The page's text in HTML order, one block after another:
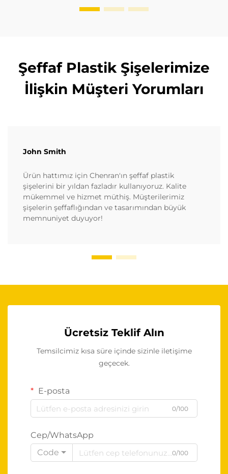
Şeffaf Plastik Şişelerimize
İlişkin Müşteri Yorumları
John Smith
Ürün hattımız için Chenran'ın şeffaf plastik
şişelerini bir yıldan fazladır kullanıyoruz. Kalite
mükemmel ve hizmet müthiş. Müşterilerimiz
şişelerin şeffaflığından ve tasarımından büyük
memnuniyet duyuyor!
Ücretsiz Teklif Alın
Temsilcimiz kısa süre içinde sizinle iletişime
geçecek.
E-posta
0/100
Cep/WhatsApp
Code
0/100